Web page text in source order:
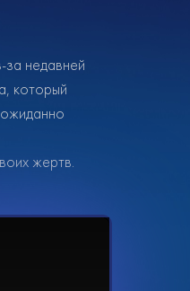
недавней
который
жертв.